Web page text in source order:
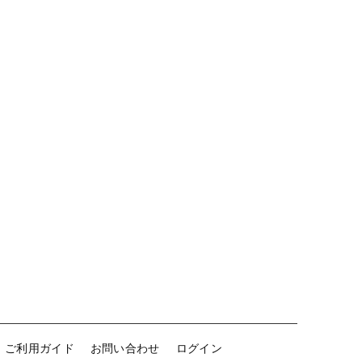
ご利用ガイド お問い合わせ ログイン